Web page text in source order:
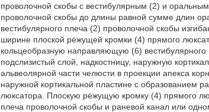
проволочной скобы с вестибулярным (2) и
проволочной скобы до длины равной сумме длин
вестибулярного плеча (2) проволочной скобы
ширине плоской режущей кромки (4) прямого
кольцеобразную направляющую (6) вестибулярного
подслизистый слой, надкостницу, наружную
альвеолярной части челюсти в проекции апекса
наружной кортикальной пластине с образованием
люксатора. Плоскую режущую кромку (4) прямого
плеча проволочной скобы и раневой канал или